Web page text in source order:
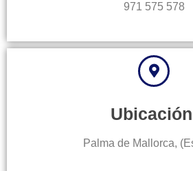
971 575 578
Palma de Mallorca,